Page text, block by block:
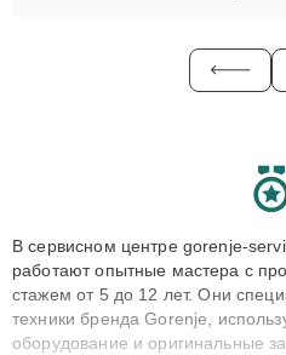
В сервисном центре gorenje-
работают опытные мастера с
стажем от 5 до 12 лет. Они
техники бренда Gorenje,
оборудование и оригинальные